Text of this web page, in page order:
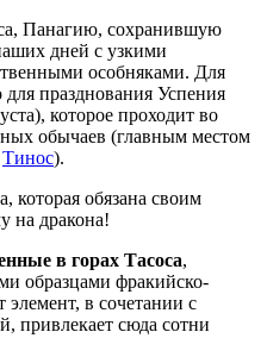
Панагию, сохранившую
дней с узкими
особняками. Для
для празднования Успения
которое проходит во
обычаев (главным местом
Тинос).
которая обязана своим
на дракона!
в горах Тасоса,
образцами фракийско-
в сочетании с
привлекает сюда сотни